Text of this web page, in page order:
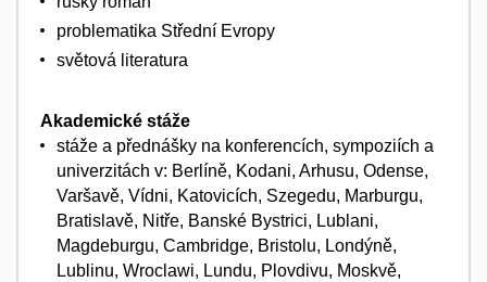
problematika Střední Evropy
světová literatura
Akademické stáže
stáže a přednášky na konferencích, sympoziích a
univerzitách v: Berlíně, Kodani, Arhusu, Odense,
Varšavě, Vídni, Katovicích, Szegedu, Marburgu,
Bratislavě, Nitře, Banské Bystrici, Lublani,
Magdeburgu, Cambridge, Bristolu, Londýně,
Lublinu, Wroclawi, Lundu, Plovdivu, Moskvě,